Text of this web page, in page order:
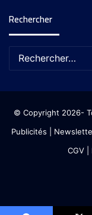
Rechercher
© Copyright 2026-
Publicités
CGV|